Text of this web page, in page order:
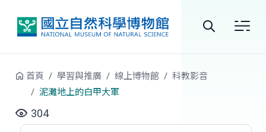
站
首頁 學習與推廣 線上博物館
科教影音
泥灘地上的白甲大軍
304